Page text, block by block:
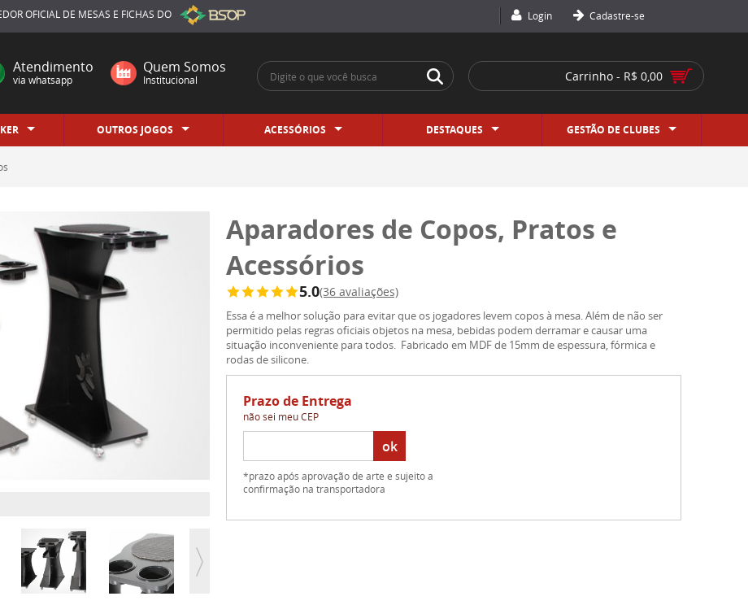
OFICIAL DE MESAS E FICHAS DO Login Cadastre-se
Carrinho - R$ 0,00
Atendimento
via whatsapp
Quem Somos
Institucional
OUTROS JOGOS ACESSÓRIOS DESTAQUES GESTÃO DE CLUBES
Aparadores de Copos, Pratos e
Acessórios
5.0(36 avaliações)
Essa é a melhor solução para evitar que os jogadores levem copos à mesa. Além de não ser
permitido pelas regras oficiais objetos na mesa, bebidas podem derramar e causar uma
situação inconveniente para todos. Fabricado em MDF de 15mm de espessura, fórmica e
rodas de silicone.
Prazo de Entrega
não sei meu CEP
ok
*prazo após aprovação de arte e sujeito a
confirmação na transportadora